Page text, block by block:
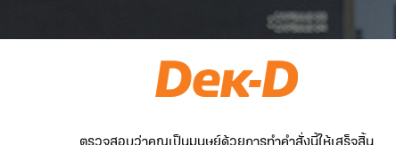
ตรวจสอบว่าคุณเป็นมนุษย์ด้วยการทำคำสั่งนี้ให้เสร็จสิ้น